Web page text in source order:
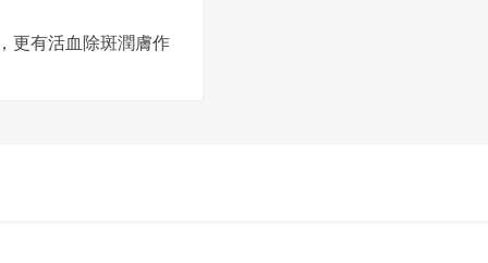
更有活血除斑潤膚作